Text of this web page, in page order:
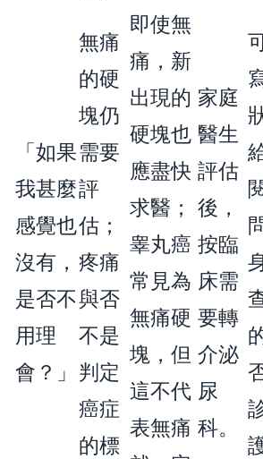
「如果
我甚麼
感覺也
沒有，
是否不
用理
會？」
無痛
的硬
塊仍
需要
評
估；
疼痛
與否
不是
判定
癌症
的標
即使無
痛，新
出現的
硬塊也
應盡快
求醫；
睾丸癌
常見為
無痛硬
塊，但
這不代
表無痛
家庭
醫生
評估
後，
按臨
床需
要轉
介泌
尿
科。